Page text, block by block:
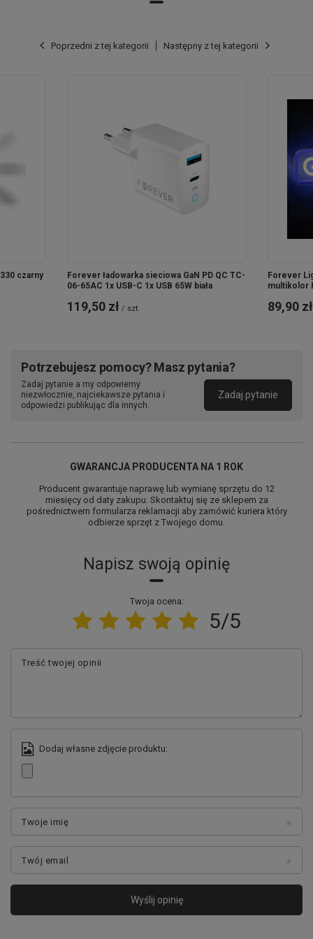
Bezprzewodowe Earp od Forever zaprojektowano z naciskiem na
przy dłuższym noszeniu. Słuchawki dopasowują się do budowy
martw się, że niepostrzeżenie zgubisz słuchawkę.
BLUETOOTH W WERSJI 5.1 –
STABILNA ŁĄCZNOŚĆ
BEZPRZEWODOWA
bez szumów i zakłóceń. Ponadto brak przewodów to
swoboda ruchu. Wygodę rozwiązania bezprzewodowego docenią
miłośnicy sportu czy osoby lubiące pracować przy muzyce.
Nie lubisz marnować czasu i kiedy to wykonalne, robisz dwie rzeczy
jednocześnie? Użyj
słuchawek bezprzewodowych z wbudowanym
mikrofonem. Zwolnij ręce, kiedy rozmawiasz przez telefon. TWE-
110 od Forever dają Ci czystą i klarowną jakość połączenia.
Perfekcyjnie słyszysz rozmówcę, a rozmówca słyszy Ciebie.
Poprzedni z tej kategorii
czarny
Forever ładowarka sieciowa GaN PD QC TC-
06-65AC 1x USB-C 1x USB 65W biała
119,50 zł / szt.
Forever
multikolor
89,90 zł
Następny z tej kategorii
Potrzebujesz pomocy? Masz pytania?
Zadaj pytanie a my odpowiemy
niezwłocznie, najciekawsze pytania i
odpowiedzi publikując dla innych.
Zadaj pytanie
GWARANCJA PRODUCENTA NA 1 ROK
Producent gwarantuje naprawę lub wymianę sprzętu do 12
miesięcy od daty zakupu. Skontaktuj się ze sklepem za
pośrednictwem formularza reklamacji aby zamówić kuriera który
odbierze sprzęt z Twojego domu.
Napisz swoją opinię
Twoja ocena:
5/5
Treść twojej opinii
Dodaj własne zdjęcie produktu:
Twoje imię
Twój email
Wyślij opinię